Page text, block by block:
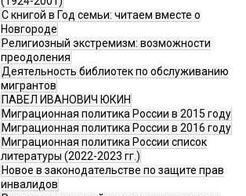
С книгой в Год семьи: читаем вместе о
Новгороде
Религиозный экстремизм: возможности
преодоления
Деятельность библиотек по обслуживанию
мигрантов
ПАВЕЛ ИВАНОВИЧ ЮКИН
Миграционная политика России в 2015 году
Миграционная политика России в 2016 году
Миграционная политика России список
литературы (2022-2023 гг.)
Новое в законодательстве по защите прав
инвалидов